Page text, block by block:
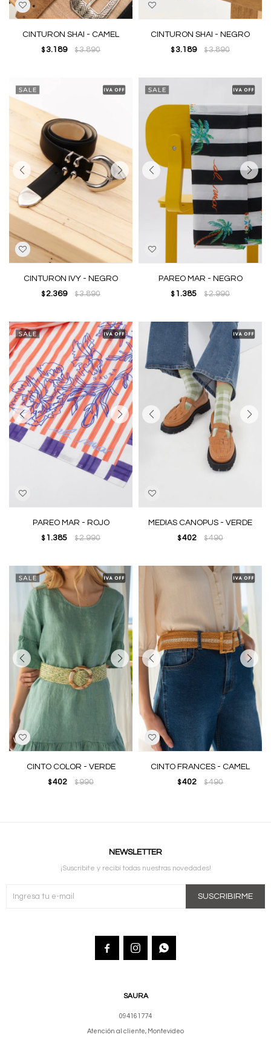
CINTURON SHAI - CAMEL
$ 3.189 $3.890
CINTURON SHAI - NEGRO
$ 3.189 $3.890
CINTURON IVY - NEGRO
$ 2.369 $3.890
PAREO MAR - NEGRO
$ 1.385 $2.990
PAREO MAR - ROJO
$ 1.385 $2.990
MEDIAS CANOPUS - VERDE
$ 402 $490
CINTO COLOR - VERDE
$ 402 $990
CINTO FRANCES - CAMEL
$ 402 $490
SAURA
094161774
Atención al cliente, Montevideo
NEWSLETTER
¡Suscribite y recibí todas nuestras novedades!
SUSCRIBIRME
  